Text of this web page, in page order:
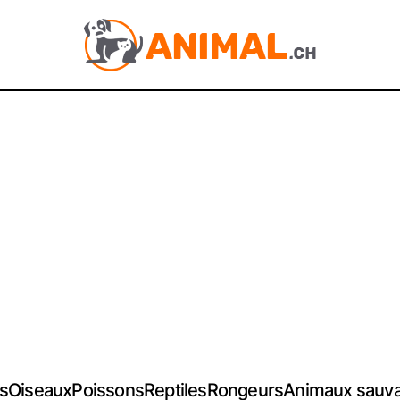
OiseauxPoissonsReptilesRongeursAnimaux